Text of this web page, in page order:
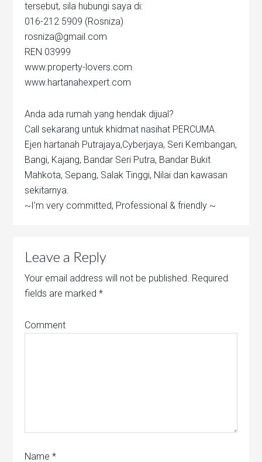
tersebut, sila hubungi saya di:
016-212 5909 (Rosniza)
rosniza@gmail.com
REN 03999
www.property-lovers.com
www.hartanahexpert.com
Anda ada rumah yang hendak dijual?
Call sekarang untuk khidmat nasihat PERCUMA.
Ejen hartanah Putrajaya,Cyberjaya, Seri Kembangan,
Bangi, Kajang, Bandar Seri Putra, Bandar Bukit
Mahkota, Sepang, Salak Tinggi, Nilai dan kawasan
sekitarnya.
~I’m very committed, Professional & friendly ~
Leave a Reply
Your email address will not be published. Required
fields are marked*
Comment
Name*